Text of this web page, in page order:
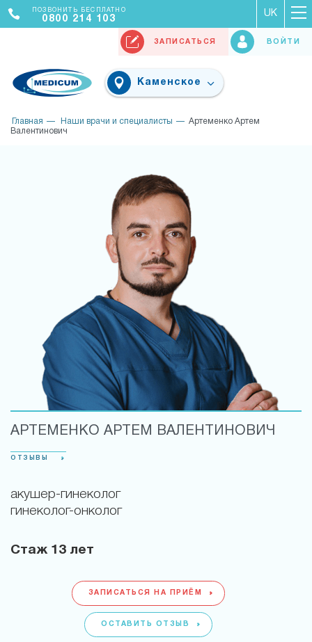
ЗАПИСАТЬСЯ ВОЙТИ
Каменское
ПОЗВОНИТЬ БЕСПЛАТНО
0800 214 103
UK
Главная Наши врачи и специалисты
Артеменко Артем
Валентинович
АРТЕМЕНКО АРТЕМ ВАЛЕНТИНОВИЧ
ОТЗЫВЫ
акушер-гинеколог
гинеколог-онколог
Стаж 13 лет
ЗАПИСАТЬСЯ НА ПРИЁМ
ОСТАВИТЬ ОТЗЫВ